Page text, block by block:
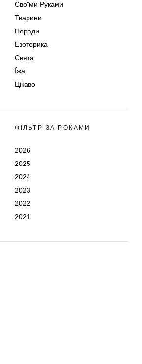
Своїми Руками
Тварини
Поради
Езотерика
Свята
Їжа
Цікаво
ФІЛЬТР ЗА РОКАМИ
2026
2025
2024
2023
2022
2021